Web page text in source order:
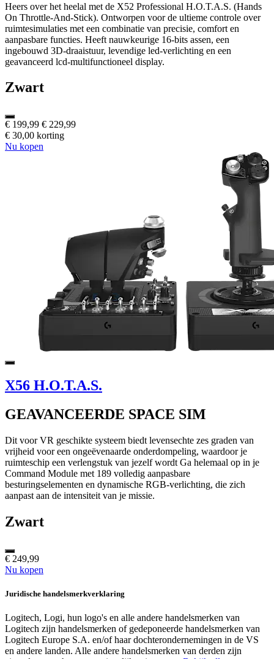
Heers over het heelal met de X52 Professional H.O.T.A.S. (Hands
On Throttle-And-Stick). Ontworpen voor de ultieme controle over
ruimtesimulaties met een combinatie van precisie, comfort en
aanpasbare functies. Heeft nauwkeurige 16-bits assen, een
ingebouwd 3D-draaistuur, levendige led-verlichting en een
geavanceerd lcd-multifunctioneel display.
Zwart
€ 199,99 € 229,99
€ 30,00 korting
Nu kopen
X56 H.O.T.A.S.
GEAVANCEERDE SPACE SIM
Dit voor VR geschikte systeem biedt levensechte zes graden van
vrijheid voor een ongeëvenaarde onderdompeling, waardoor je
ruimteschip een verlengstuk van jezelf wordt Ga helemaal op in je
Command Module met 189 volledig aanpasbare
besturingselementen en dynamische RGB-verlichting, die zich
aanpast aan de intensiteit van je missie.
Zwart
€ 249,99
Nu kopen
Juridische handelsmerkverklaring
Logitech, Logi, hun logo's en alle andere handelsmerken van
Logitech zijn handelsmerken of gedeponeerde handelsmerken van
Logitech Europe S.A. en/of haar dochterondernemingen in de VS
en andere landen. Alle andere handelsmerken van derden zijn